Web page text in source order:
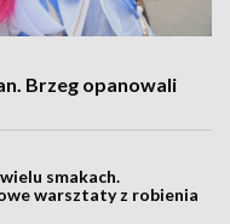
Brzeg opanowali
smakach.
warsztaty z robienia